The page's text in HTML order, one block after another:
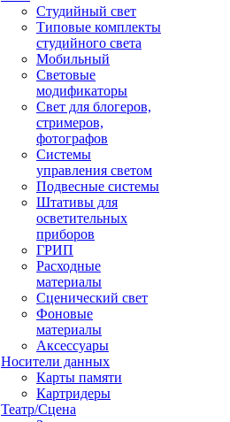
Студийный свет
Типовые комплекты
студийного света
Мобильный
Световые
модификаторы
Свет для блогеров,
стримеров,
фотографов
Системы
управления светом
Подвесные системы
Штативы для
осветительных
приборов
ГРИП
Расходные
материалы
Сценический свет
Фоновые
материалы
Аксессуары
Носители данных
Карты памяти
Картридеры
Театр/Сцена